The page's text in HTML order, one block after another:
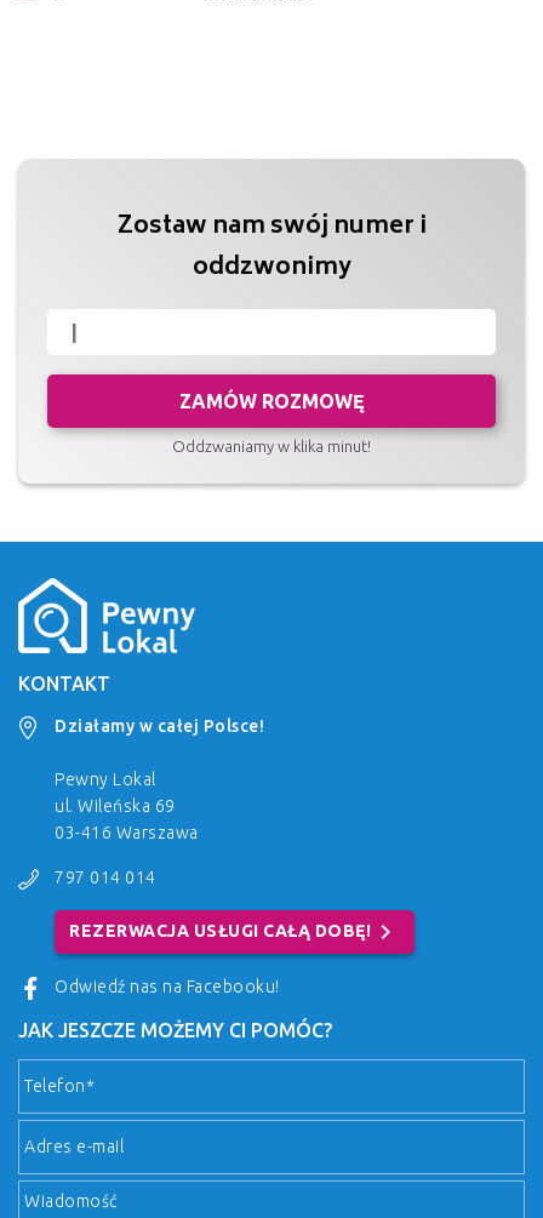
Zostaw nam swój numer i
oddzwonimy
ZAMÓW ROZMOWĘ
Oddzwaniamy w klika minut!
KONTAKT
Działamy w całej Polsce!
Pewny Lokal
ul. Wileńska 69
03-416 Warszawa
797 014 014
REZERWACJA USŁUGI CAŁĄ DOBĘ! chevron_right
Odwiedź nas na Facebooku!
JAK JESZCZE MOŻEMY CI POMÓC?